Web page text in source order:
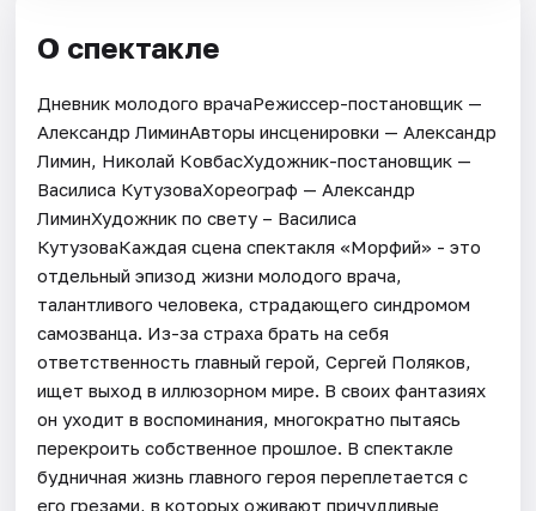
О спектакле
Дневник молодого врачаРежиссер-постановщик —
Александр ЛиминАвторы инсценировки — Александр
Лимин, Николай КовбасХудожник-постановщик —
Василиса КутузоваХореограф — Александр
ЛиминХудожник по свету – Василиса
КутузоваКаждая сцена спектакля «Морфий» - это
отдельный эпизод жизни молодого врача,
талантливого человека, страдающего синдромом
самозванца. Из-за страха брать на себя
ответственность главный герой, Сергей Поляков,
ищет выход в иллюзорном мире. В своих фантазиях
он уходит в воспоминания, многократно пытаясь
перекроить собственное прошлое. В спектакле
будничная жизнь главного героя переплетается с
его грезами, в которых оживают причудливые